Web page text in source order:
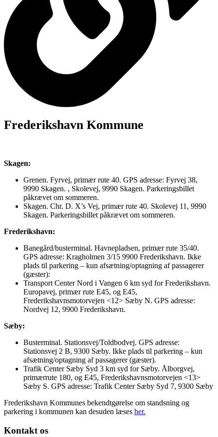
Frederikshavn Kommune
Skagen:
Grenen. Fyrvej, primær rute 40. GPS adresse: Fyrvej 38,
9990 Skagen. , Skolevej, 9990 Skagen. Parkeringsbillet
påkrævet om sommeren.
Skagen. Chr. D. X’s Vej, primær rute 40. Skolevej 11, 9990
Skagen. Parkeringsbillet påkrævet om sommeren.
Frederikshavn:
Banegård/busterminal. Havnepladsen, primær rute 35/40.
GPS adresse: Kragholmen 3/15 9900 Frederikshavn. Ikke
plads til parkering – kun afsætning/optagning af passagerer
(gæster):
Transport Center Nord i Vangen 6 km syd for Frederikshavn.
Europavej, primær rute E45, og E45,
Frederikshavnsmotorvejen <12> Sæby N. GPS adresse:
Nordvej 12, 9900 Frederikshavn.
Sæby:
Busterminal. Stationsvej/Toldbodvej. GPS adresse:
Stationsvej 2 B, 9300 Sæby. Ikke plads til parkering – kun
afsætning/optagning af passagerer (gæster).
Trafik Center Sæby Syd 3 km syd for Sæby. Ålborgvej,
primærrute 180, og E45, Frederikshavnsmotorvejen <13>
Sæby S. GPS adresse: Trafik Center Sæby Syd 7, 9300 Sæby
Frederikshavn Kommunes bekendtgørelse om standsning og
parkering i kommunen kan desuden læses her.
Kontakt os